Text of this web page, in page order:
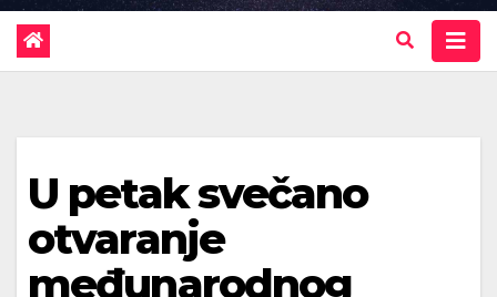
U petak svečano
otvaranje
međunarodnog